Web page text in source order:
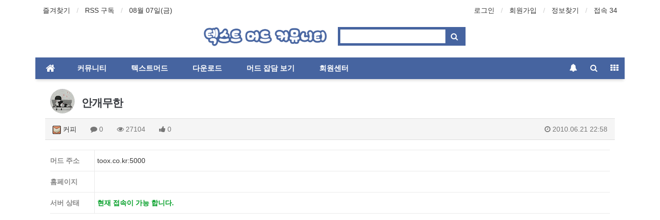
즐겨찾기 RSS 구독 08월 07일(금) 로그인 회원가입 정보찾기 접속 34
커뮤니티 텍스트머드 다운로드 머드 잡담 보기 회원센터
안개무한
커피 0 27104 0 2010.06.21 22:58
머드 주소 toox.co.kr:5000
홈페이지
서버 상태 현재 접속이 가능 합니다.